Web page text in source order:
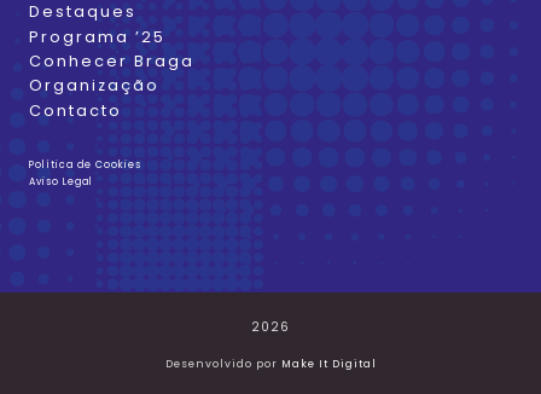
Destaques
Programa ’25
Conhecer Braga
Organização
Contacto
Política de Cookies
Aviso Legal
2026
Desenvolvido por Make It Digital